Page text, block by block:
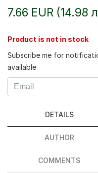
7.66 EUR (14.98
Product is not in stock
Subscribe me for
available
DETAILS
AUTHOR
COMMENTS